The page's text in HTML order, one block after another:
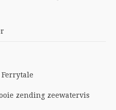
zending zeewatervis